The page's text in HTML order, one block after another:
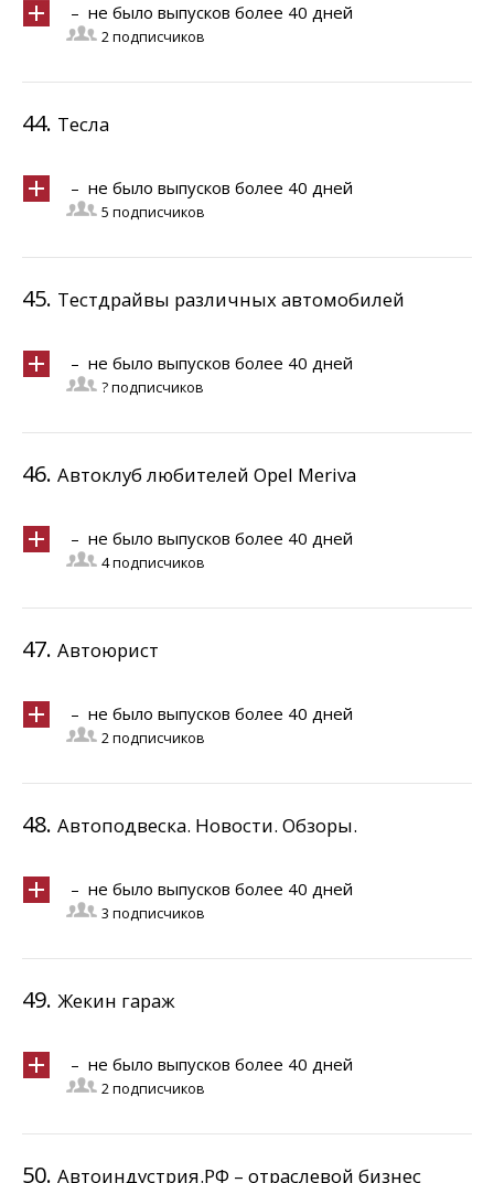
– не было выпусков более 40 дней
2 подписчиков
44. Тесла
– не было выпусков более 40 дней
5 подписчиков
45. Тестдрайвы различных автомобилей
– не было выпусков более 40 дней
? подписчиков
46. Автоклуб любителей Opel Meriva
– не было выпусков более 40 дней
4 подписчиков
47. Автоюрист
– не было выпусков более 40 дней
2 подписчиков
48. Автоподвеска. Новости. Обзоры.
– не было выпусков более 40 дней
3 подписчиков
49. Жекин гараж
– не было выпусков более 40 дней
2 подписчиков
50. Автоиндустрия.РФ – отраслевой бизнес